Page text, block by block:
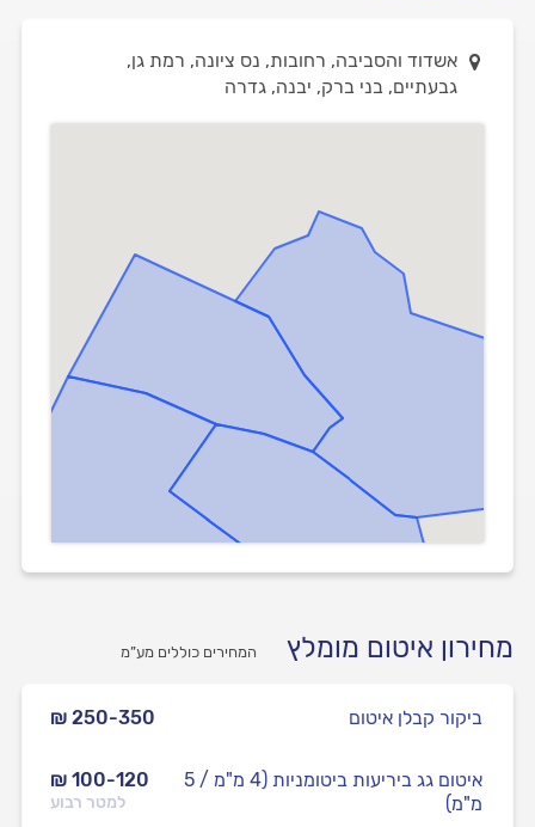
אשדוד והסביבה, רחובות, נס ציונה, רמת גן,
גבעתיים, בני ברק, יבנה, גדרה
מחירון איטום מומלץ המחירים כוללים מע”מ
₪ 250-350 ביקור קבלן איטום
₪ 100-120
למטר רבוע
איטום גג ביריעות ביטומניות (4 מ"מ / 5
מ"מ)